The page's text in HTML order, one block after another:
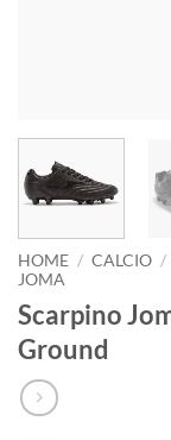
HOME / CALCIO /
JOMA
Scarpino
Ground